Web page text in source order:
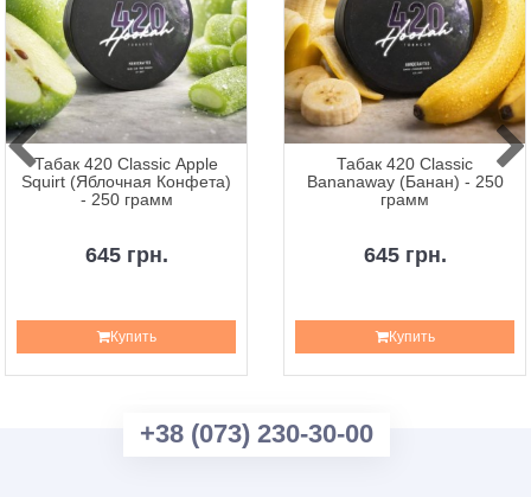
Табак 420 Classic Apple
Squirt (Яблочная Конфета)
- 250 грамм
645 грн.
Купить
Табак 420 Classic
Bananaway (Банан) - 250
грамм
645 грн.
Купить
+38 (073) 230-30-00